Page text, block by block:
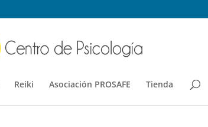
Reiki Asociación PROSAFE Tienda